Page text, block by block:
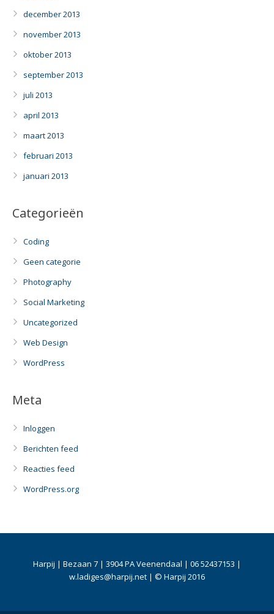
december 2013
november 2013
oktober 2013
september 2013
juli 2013
april 2013
maart 2013
februari 2013
januari 2013
Categorieën
Coding
Geen categorie
Photography
Social Marketing
Uncategorized
Web Design
WordPress
Meta
Inloggen
Berichten feed
Reacties feed
WordPress.org
Harpij | Bezaan 7 | 3904 PA Veenendaal | 06 52437153 |
w.ladiges@harpij.net | © Harpij 2016